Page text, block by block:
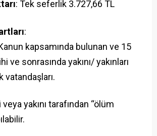
: Tek seferlik 3.727,66 TL
:
kapsamında bulunan ve 15
ve sonrasında yakını/ yakınları
vatandaşları.
yakını tarafından “ölüm